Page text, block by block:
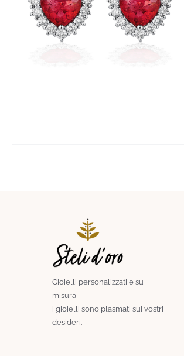
Gioielli personalizzati e su
misura,
i gioielli sono plasmati sui vostri
desideri.​